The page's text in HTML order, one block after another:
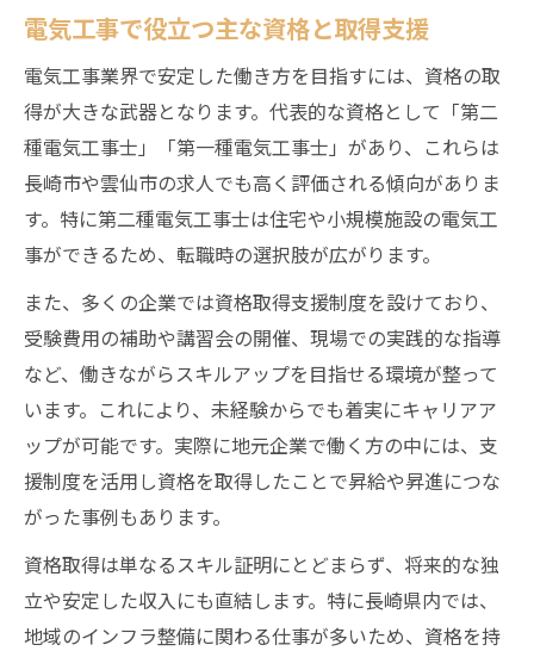
電気工事で役立つ主な資格と取得支援
電気工事業界で安定した働き方を目指すには、資格の取
得が大きな武器となります。代表的な資格として「第二
種電気工事士」「第一種電気工事士」があり、これらは
長崎市や雲仙市の求人でも高く評価される傾向がありま
す。特に第二種電気工事士は住宅や小規模施設の電気工
事ができるため、転職時の選択肢が広がります。
また、多くの企業では資格取得支援制度を設けており、
受験費用の補助や講習会の開催、現場での実践的な指導
など、働きながらスキルアップを目指せる環境が整って
います。これにより、未経験からでも着実にキャリアア
ップが可能です。実際に地元企業で働く方の中には、支
援制度を活用し資格を取得したことで昇給や昇進につな
がった事例もあります。
資格取得は単なるスキル証明にとどまらず、将来的な独
立や安定した収入にも直結します。特に長崎県内では、
地域のインフラ整備に関わる仕事が多いため、資格を持